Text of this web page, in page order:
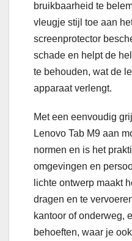
bruikbaarheid te
vleugje stijl toe aan
screenprotector
schade en helpt de
te behouden, wat de
apparaat verlengt.
Met een eenvoudig
Lenovo Tab M9 aan
normen en is het
omgevingen en
lichte ontwerp maakt
dragen en te
kantoor of onderweg,
behoeften, waar je